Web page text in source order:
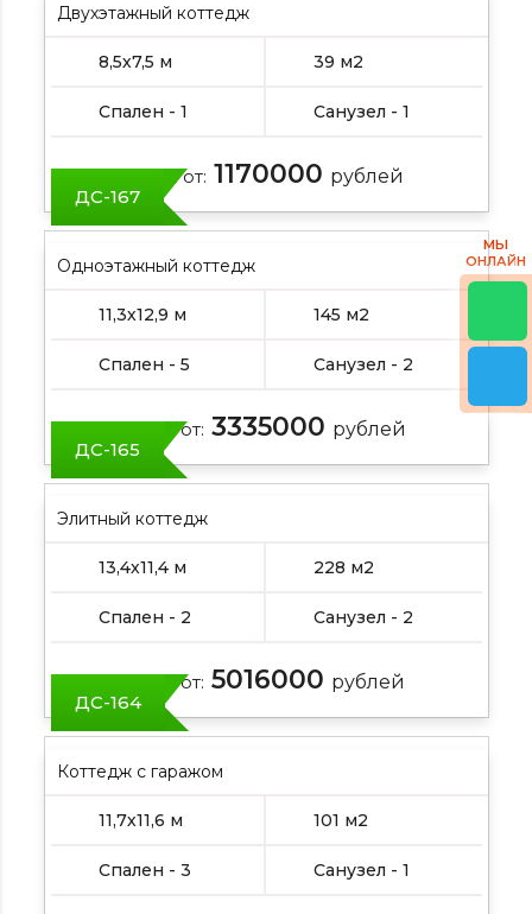
Двухэтажный коттедж
8,5х7,5 м 39 м2
Спален - 1 Санузел - 1
Цена от: 1170000 рублей
ДС-167
Одноэтажный коттедж
11,3х12,9 м 145 м2
Спален - 5 Санузел - 2
Цена от: 3335000 рублей
ДС-165
Элитный коттедж
13,4х11,4 м 228 м2
Спален - 2 Санузел - 2
Цена от: 5016000 рублей
ДС-164
Коттедж с гаражом
11,7х11,6 м 101 м2
Спален - 3 Санузел - 1
МЫ
ОНЛАЙН